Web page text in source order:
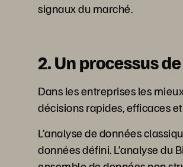
signaux du marché.
2. Un processus
Dans les entreprises les
décisions rapides, efficaces
L’analyse de données
données défini. L’analyse du